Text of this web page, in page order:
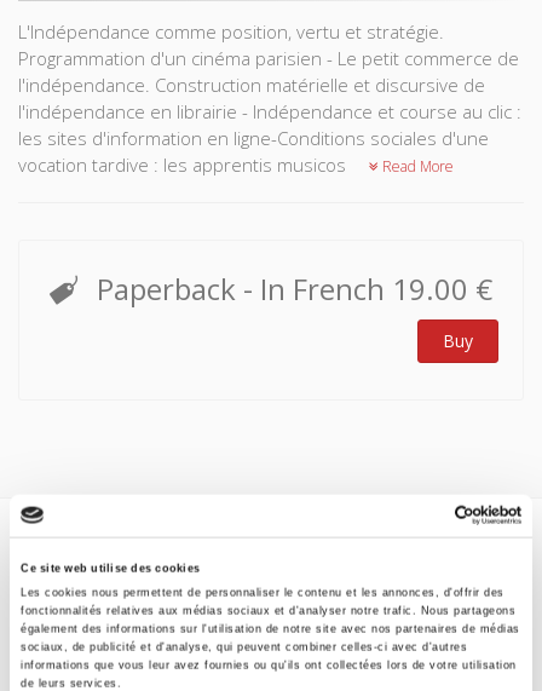
Ce site web utilise des cookies
Les cookies nous permettent de personnaliser le contenu et les annonces, d'offrir des
fonctionnalités relatives aux médias sociaux et d'analyser notre trafic. Nous partageons
également des informations sur l'utilisation de notre site avec nos partenaires de médias
sociaux, de publicité et d'analyse, qui peuvent combiner celles-ci avec d'autres
informations que vous leur avez fournies ou qu'ils ont collectées lors de votre utilisation
de leurs services.
L'Indépendance comme position, vertu et stratégie.
Programmation d'un cinéma parisien - Le petit commerce de
l'indépendance. Construction matérielle et discursive de
l'indépendance en librairie - Indépendance et course au clic :
les sites d'information en ligne-Conditions sociales d'une
vocation tardive : les apprentis musicos
Read More
Paperback - In French 19.00 €
Buy
Specifications
Formats
Contents